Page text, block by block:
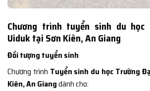
Chương trình tuyển sinh du học
Uiduk tại Sơn Kiên, An Giang
Đối tượng tuyển sinh
Chương trình Tuyển sinh du học Trường
Kiên, An Giangdành cho: